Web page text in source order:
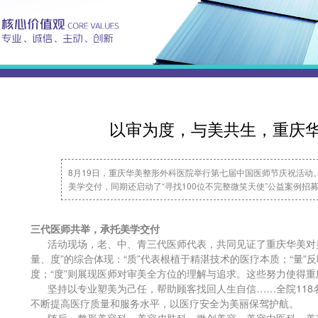
以审为度，与美共生，重庆
8月19日，重庆华美整形外科医院举行第七届中国医师节庆祝活
美学交付，同期还启动了“寻找100位不完整微笑天使”公益案例招
三代医师共举，承托美学交付
活动现场，老、中、青三代医师代表，共同见证了重庆华美
量、度”的综合体现：“质”代表根植于精湛技术的医疗本质；“量
度；“度”则展现医师对审美全方位的理解与追求。这些努力使得
坚持以专业塑美为己任，帮助顾客找回人生自信……全院118
不断提高医疗质量和服务水平，以医疗安全为美丽保驾护航。